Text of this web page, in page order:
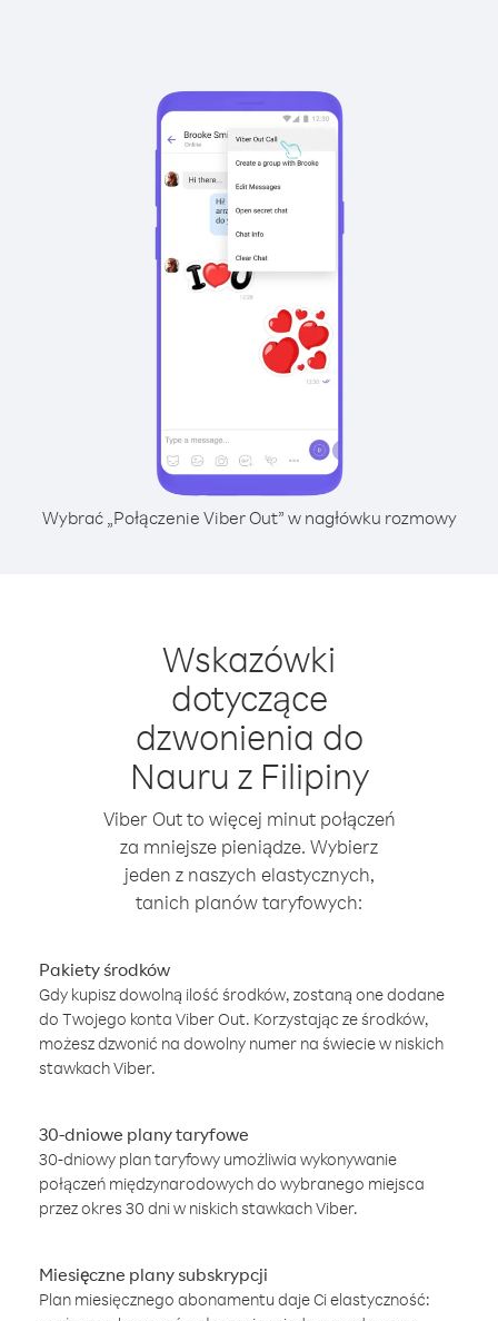
Wybrać „Połączenie Viber Out” w nagłówku rozmowy
Wskazówki
dotyczące
dzwonienia do
Nauru z Filipiny
Viber Out to więcej minut połączeń
za mniejsze pieniądze. Wybierz
jeden z naszych elastycznych,
tanich planów taryfowych:
Pakiety środków
Gdy kupisz dowolną ilość środków, zostaną one dodane
do Twojego konta Viber Out. Korzystając ze środków,
możesz dzwonić na dowolny numer na świecie w niskich
stawkach Viber.
30-dniowe plany taryfowe
30-dniowy plan taryfowy umożliwia wykonywanie
połączeń międzynarodowych do wybranego miejsca
przez okres 30 dni w niskich stawkach Viber.
Miesięczne plany subskrypcji
Plan miesięcznego abonamentu daje Ci elastyczność: